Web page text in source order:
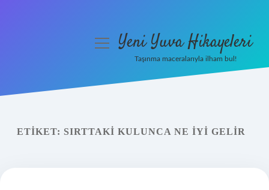
Yasal Uyarı
menüyüYeni Yuva Hikayeleri
Taşınma maceralarıyla ilham bul!
ETIKET: SIRTTAKI KULUNCA NE IYI GELIR